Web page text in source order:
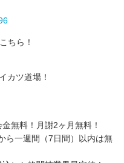
ちら！
カツ道場！
無料！月謝2ヶ月無料！
一週間（7日間）以内は無